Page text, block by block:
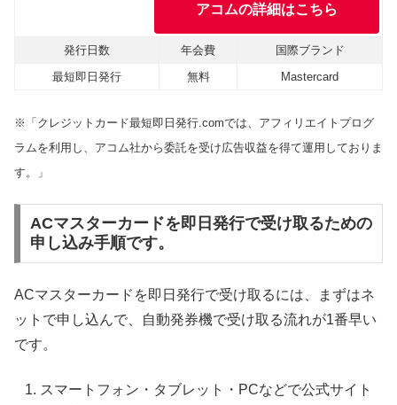
アコムの詳細はこちら
発行日数 年会費
国際ブランド
最短即日発行
無料 Mastercard
※「クレジットカード最短即日発行.comでは、アフィリエイトプログ
ラムを利用し、アコム社から委託を受け広告収益を得て運用しておりま
す。」
ACマスターカードを即日発行で受け取るための
申し込み手順です。
ACマスターカードを即日発行で受け取るには、まずはネ
ットで申し込んで、自動発券機で受け取る流れが1番早い
です。
スマートフォン・タブレット・PCなどで公式サイト